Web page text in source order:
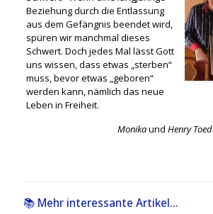
Beziehung durch die Entlassung
aus dem Gefängnis beendet wird,
spüren wir manchmal dieses
Schwert. Doch jedes Mal lässt Gott
uns wissen, dass etwas „sterben“
muss, bevor etwas „geboren“
werden kann, nämlich das neue
Leben in Freiheit.
MonikaundHenry
📚 Mehr interessante Artikel...